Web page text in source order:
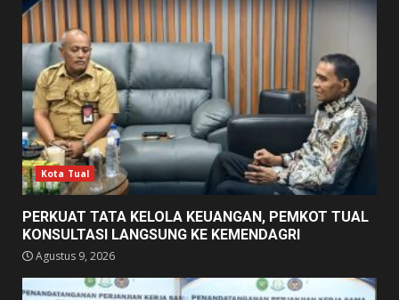
Kota Tual
PERKUAT TATA KELOLA KEUANGAN, PEMKOT TUAL
KONSULTASI LANGSUNG KE KEMENDAGRI
Agustus 9, 2026